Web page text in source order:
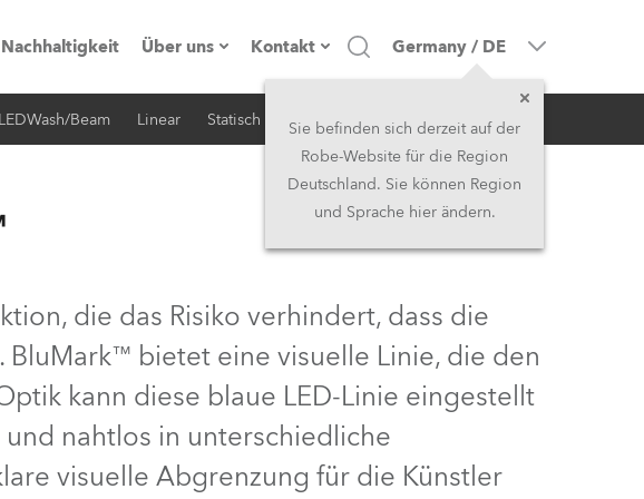
Nachhaltigkeit Über uns
Firmenprofil
Made in the EU
Jobs
Kariéra (CZ)
Kontakt
Hauptsitz
Hauptsitz & Werk
Mittlerer Osten
Asien & Pazifikregion
Irland
Germany / DE
Sie befinden sich derzeit auf der
Robe-Website für die Region
Deutschland. Sie können Region
und Sprache hier ändern.
LEDWash/Beam Linear Statisch iSerie Architektur
die das Risiko verhindert, dass die
bietet eine visuelle Linie, die den
kann diese blaue LED-Linie eingestellt
nahtlos in unterschiedliche
visuelle Abgrenzung für die Künstler